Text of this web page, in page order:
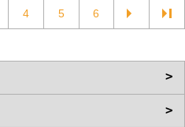
4 5 6